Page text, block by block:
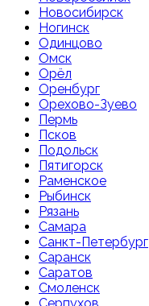
Новосибирск
Ногинск
Одинцово
Омск
Орёл
Оренбург
Орехово-Зуево
Пермь
Псков
Подольск
Пятигорск
Раменское
Рыбинск
Рязань
Самара
Санкт-Петербург
Саранск
Саратов
Смоленск